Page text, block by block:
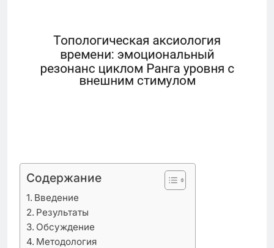
Содержание
Введение
Результаты
Обсуждение
Методология